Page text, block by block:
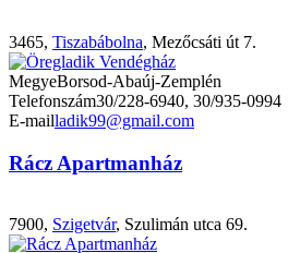
3465, Tiszabábolna, Mezőcsáti út 7.
MegyeBorsod-Abaúj-Zemplén
Telefonszám30/228-6940, 30/935-0994
E-mailladik99@gmail.com
Rácz Apartmanház
7900, Szigetvár, Szulimán utca 69.